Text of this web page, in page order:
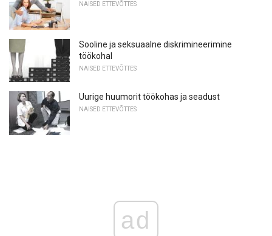
NAISED ETTEVÕTTES
Sooline ja seksuaalne diskrimineerimine
töökohal
NAISED ETTEVÕTTES
Uurige huumorit töökohas ja seadust
NAISED ETTEVÕTTES
ad